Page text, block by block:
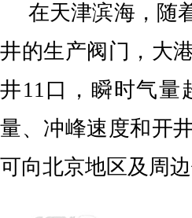
在天津滨海，随
井的生产阀门，大
井11口，瞬时气量
量、冲峰速度和开
可向北京地区及周